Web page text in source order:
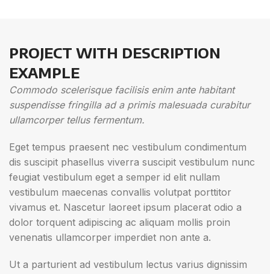
PROJECT WITH DESCRIPTION
EXAMPLE
Commodo scelerisque facilisis enim ante habitant
suspendisse fringilla ad a primis malesuada curabitur
ullamcorper tellus fermentum.
Eget tempus praesent nec vestibulum condimentum
dis suscipit phasellus viverra suscipit vestibulum nunc
feugiat vestibulum eget a semper id elit nullam
vestibulum maecenas convallis volutpat porttitor
vivamus et. Nascetur laoreet ipsum placerat odio a
dolor torquent adipiscing ac aliquam mollis proin
venenatis ullamcorper imperdiet non ante a.
Ut a parturient ad vestibulum lectus varius dignissim